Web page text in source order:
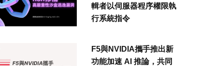
輯者以伺服器程序權限執
行系統指令
F5與NVIDIA攜手推出新
功能加速 AI 推論，共同